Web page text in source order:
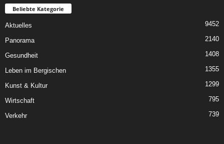
Beliebte Kategorie
Aktuelles 9452
Panorama 2140
Gesundheit 1408
Leben im Bergischen 1355
Kunst & Kultur 1299
Wirtschaft 795
Verkehr 739